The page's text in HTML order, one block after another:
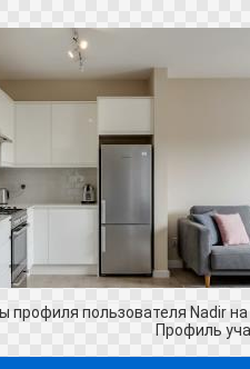
профиля пользователя Nadir
Профиль